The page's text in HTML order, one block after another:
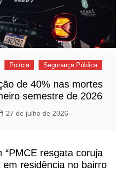
Polícia Segurança Pública
de 40% nas mortes
semestre de 2026
27 de julho de 2026
“PMCE resgata coruja
residência no bairro